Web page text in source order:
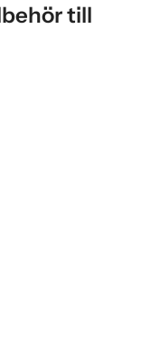
till